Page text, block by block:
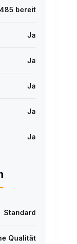
bereit
Ja
Ja
Ja
Ja
Ja
Standard
Qualität